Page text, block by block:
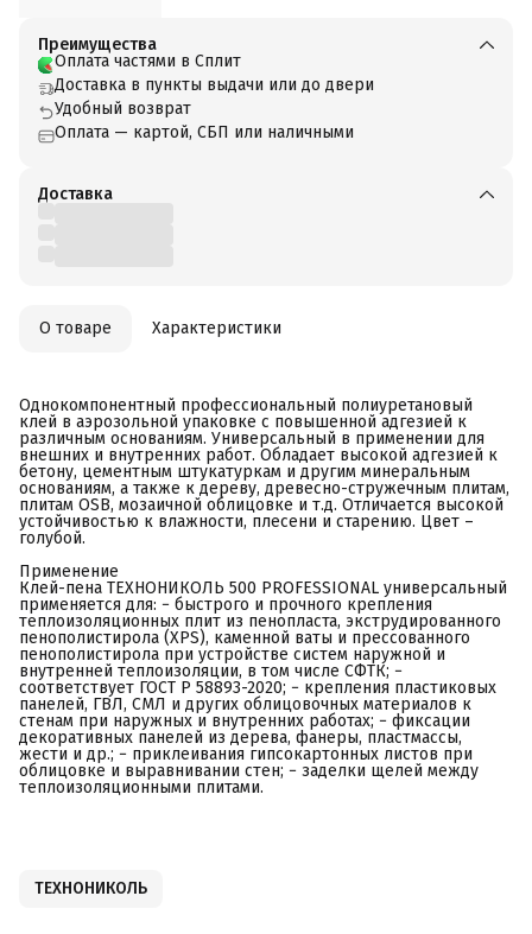
Преимущества
Оплата частями в Сплит
Доставка в пункты выдачи или до двери
Удобный возврат
Оплата — картой, СБП или наличными
Доставка
О товаре Характеристики
Однокомпонентный профессиональный полиуретановый
клей в аэрозольной упаковке с повышенной адгезией к
различным основаниям. Универсальный в применении для
внешних и внутренних работ. Обладает высокой адгезией к
бетону, цементным штукатуркам и другим минеральным
основаниям, а также к дереву, древесно-стружечным плитам,
плитам OSB, мозаичной облицовке и т.д. Отличается высокой
устойчивостью к влажности, плесени и старению. Цвет –
голубой.
Применение
Клей-пена ТЕХНОНИКОЛЬ 500 PROFESSIONAL универсальный
применяется для: − быстрого и прочного крепления
теплоизоляционных плит из пенопласта, экструдированного
пенополистирола (XPS), каменной ваты и прессованного
пенополистирола при устройстве систем наружной и
внутренней теплоизоляции, в том числе СФТК; −
соответствует ГОСТ Р 58893-2020; − крепления пластиковых
панелей, ГВЛ, СМЛ и других облицовочных материалов к
стенам при наружных и внутренних работах; − фиксации
декоративных панелей из дерева, фанеры, пластмассы,
жести и др.; − приклеивания гипсокартонных листов при
облицовке и выравнивании стен; − заделки щелей между
теплоизоляционными плитами.
ТЕХНОНИКОЛЬ